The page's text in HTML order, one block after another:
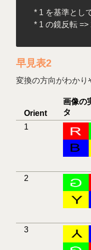
* 1 を基準とし
早見表2
変換の方向がわかり
Orient
画像の
タ
1
2
3